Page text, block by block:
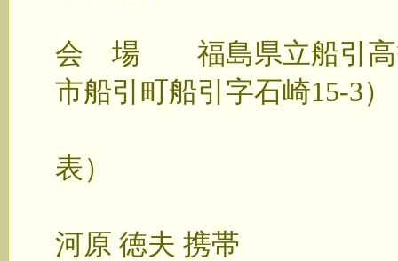
会 場 福島県立船引高
市船引町船引字石崎15-3）
表）
河原 徳夫 携帯